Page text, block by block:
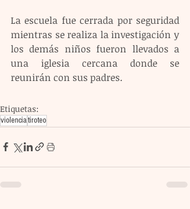
La escuela fue cerrada por seguridad
mientras se realiza la investigación y
los demás niños fueron llevados a
una iglesia cercana donde se
reunirán con sus padres.
Etiquetas:
violenciatiroteo